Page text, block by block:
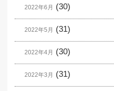
2022年6月 (30)
2022年5月 (31)
2022年4月 (30)
2022年3月 (31)